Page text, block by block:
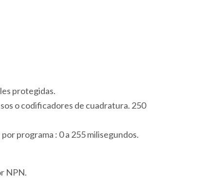
protegidas.
o codificadores de cuadratura. 250
programa : 0 a 255 milisegundos.
NPN.